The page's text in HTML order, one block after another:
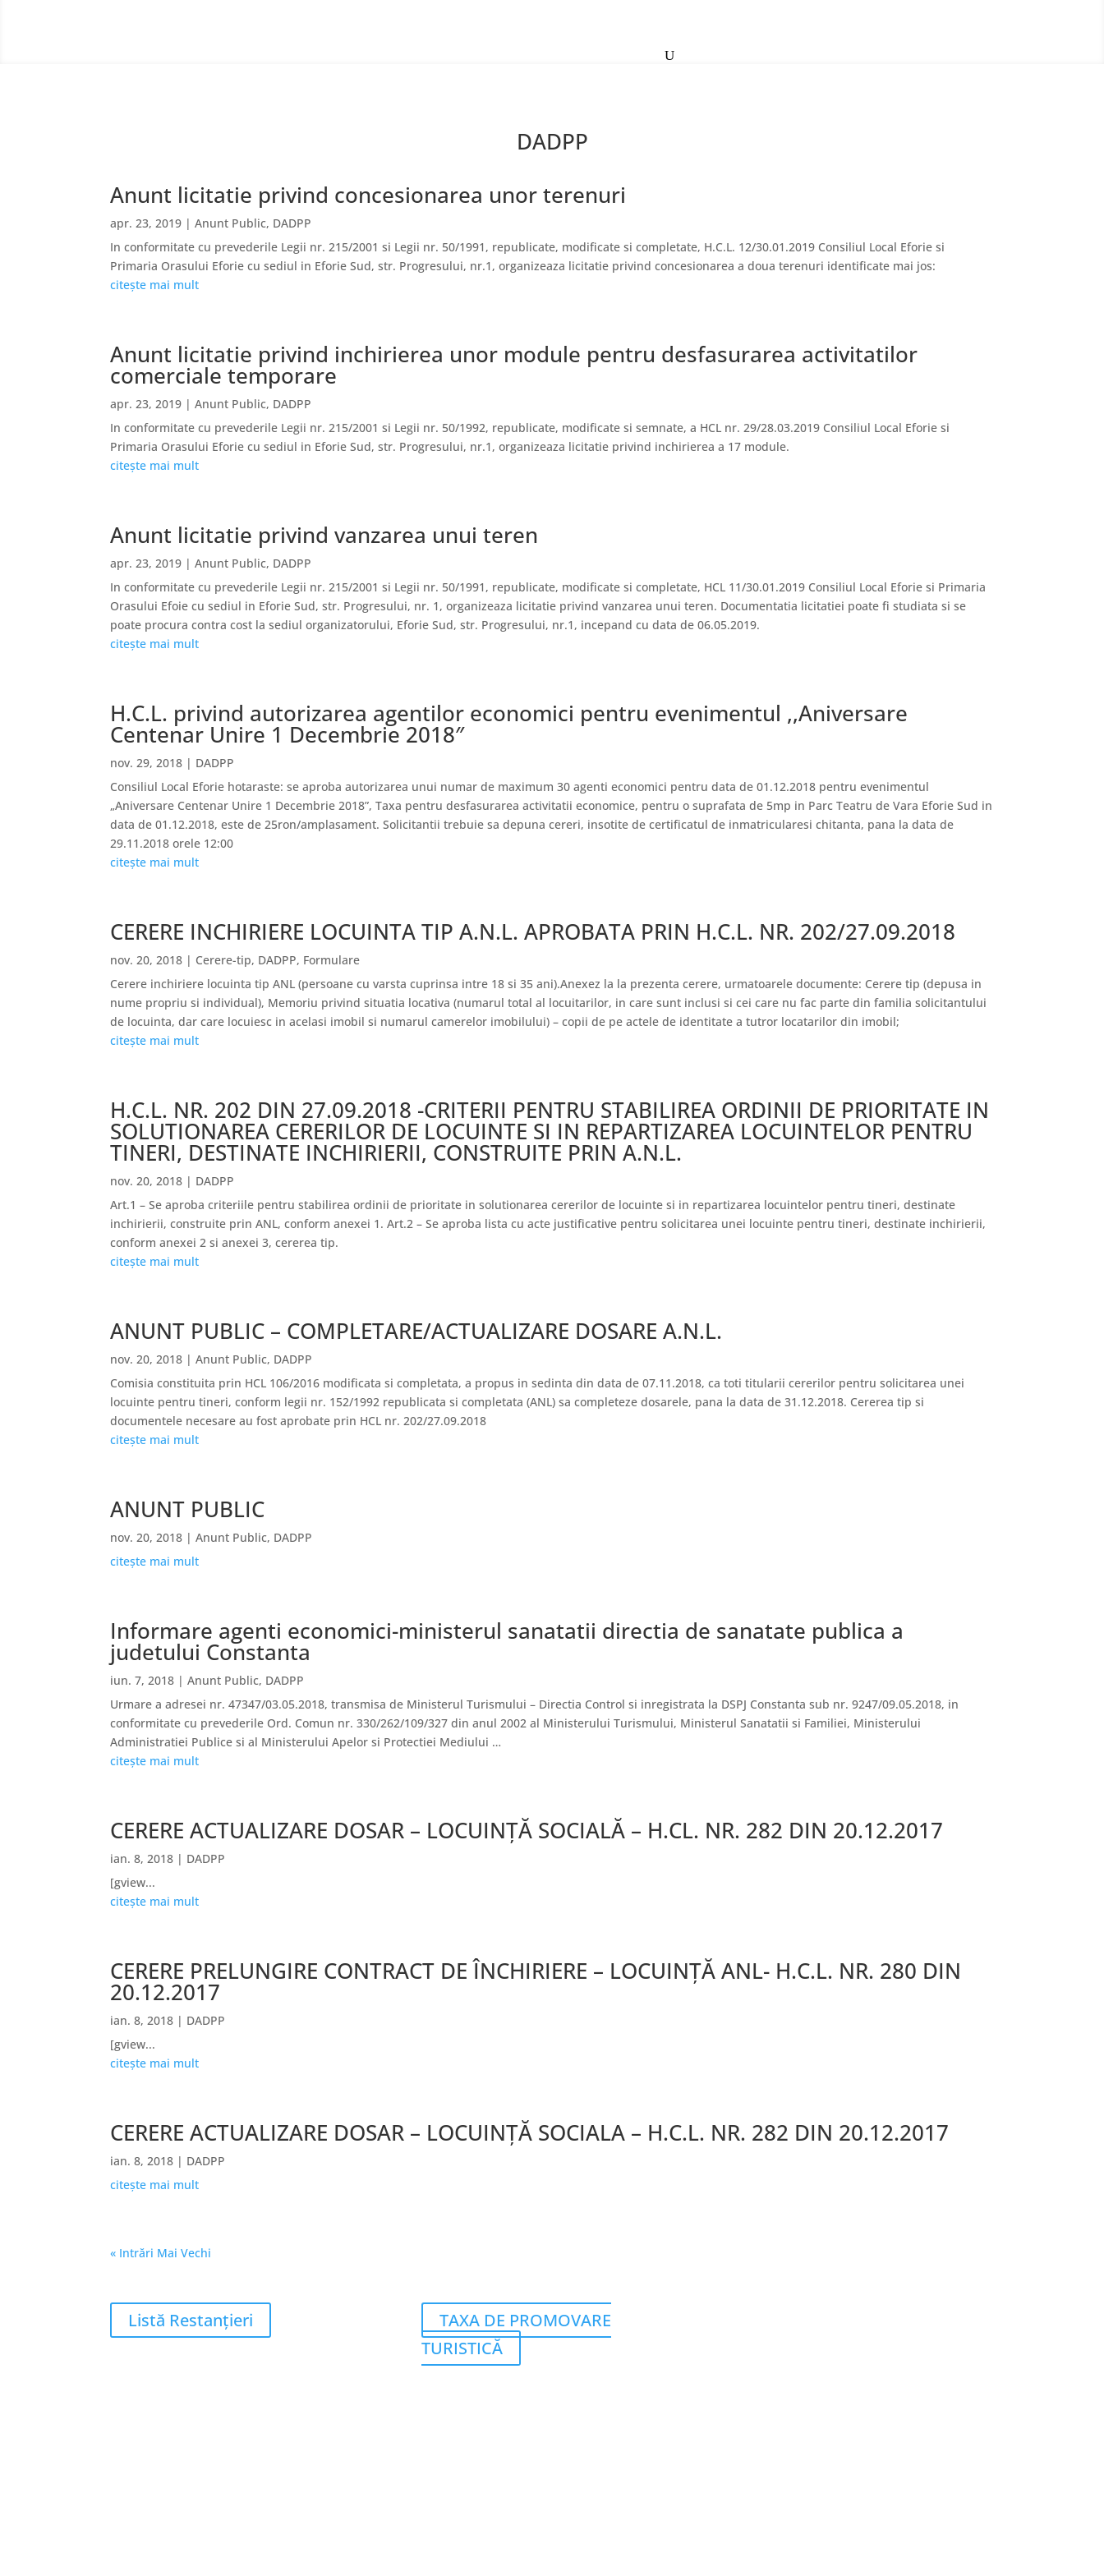
DADPP
Anunt licitatie privind concesionarea unor terenuri
apr. 23, 2019 |Anunt Public, DADPP
In conformitate cu prevederile Legii nr. 215/2001 si Legii nr. 50/1991, republicate, modificate si completate, H.C.L. 12/30.01.2019 Consiliul Local Eforie si
Primaria Orasului Eforie cu sediul in Eforie Sud, str. Progresului, nr.1, organizeaza licitatie privind concesionarea a doua terenuri identificate mai jos:
citește mai mult
Anunt licitatie privind inchirierea unor module pentru desfasurarea activitatilor
comerciale temporare
apr. 23, 2019 |Anunt Public, DADPP
In conformitate cu prevederile Legii nr. 215/2001 si Legii nr. 50/1992, republicate, modificate si semnate, a HCL nr. 29/28.03.2019 Consiliul Local Eforie si
Primaria Orasului Eforie cu sediul in Eforie Sud, str. Progresului, nr.1, organizeaza licitatie privind inchirierea a 17 module.
citește mai mult
Anunt licitatie privind vanzarea unui teren
apr. 23, 2019 |Anunt Public, DADPP
In conformitate cu prevederile Legii nr. 215/2001 si Legii nr. 50/1991, republicate, modificate si completate, HCL 11/30.01.2019 Consiliul Local Eforie si Primaria
Orasului Efoie cu sediul in Eforie Sud, str. Progresului, nr. 1, organizeaza licitatie privind vanzarea unui teren. Documentatia licitatiei poate fi studiata si se
poate procura contra cost la sediul organizatorului, Eforie Sud, str. Progresului, nr.1, incepand cu data de 06.05.2019.
citește mai mult
H.C.L. privind autorizarea agentilor economici pentru evenimentul ,,Aniversare
Centenar Unire 1 Decembrie 2018″
nov. 29, 2018 | DADPP
Consiliul Local Eforie hotaraste: se aproba autorizarea unui numar de maximum 30 agenti economici pentru data de 01.12.2018 pentru evenimentul
„Aniversare Centenar Unire 1 Decembrie 2018”, Taxa pentru desfasurarea activitatii economice, pentru o suprafata de 5mp in Parc Teatru de Vara Eforie Sud in
data de 01.12.2018, este de 25ron/amplasament. Solicitantii trebuie sa depuna cereri, insotite de certificatul de inmatricularesi chitanta, pana la data de
29.11.2018 orele 12:00
citește mai mult
CERERE INCHIRIERE LOCUINTA TIP A.N.L. APROBATA PRIN H.C.L. NR. 202/27.09.2018
nov. 20, 2018 | Cerere-tip, DADPP, Formulare
Cerere inchiriere locuinta tip ANL (persoane cu varsta cuprinsa intre 18 si 35 ani).Anexez la la prezenta cerere, urmatoarele documente: Cerere tip (depusa in
nume propriu si individual), Memoriu privind situatia locativa (numarul total al locuitarilor, in care sunt inclusi si cei care nu fac parte din familia solicitantului
de locuinta, dar care locuiesc in acelasi imobil si numarul camerelor imobilului) – copii de pe actele de identitate a tutror locatarilor din imobil;
citește mai mult
H.C.L. NR. 202 DIN 27.09.2018 -CRITERII PENTRU STABILIREA ORDINII DE PRIORITATE IN
SOLUTIONAREA CERERILOR DE LOCUINTE SI IN REPARTIZAREA LOCUINTELOR PENTRU
TINERI, DESTINATE INCHIRIERII, CONSTRUITE PRIN A.N.L.
nov. 20, 2018 | DADPP
Art.1 – Se aproba criteriile pentru stabilirea ordinii de prioritate in solutionarea cererilor de locuinte si in repartizarea locuintelor pentru tineri, destinate
inchirierii, construite prin ANL, conform anexei 1. Art.2 – Se aproba lista cu acte justificative pentru solicitarea unei locuinte pentru tineri, destinate inchirierii,
conform anexei 2 si anexei 3, cererea tip.
citește mai mult
ANUNT PUBLIC – COMPLETARE/ACTUALIZARE DOSARE A.N.L.
nov. 20, 2018 |Anunt Public, DADPP
Comisia constituita prin HCL 106/2016 modificata si completata, a propus in sedinta din data de 07.11.2018, ca toti titularii cererilor pentru solicitarea unei
locuinte pentru tineri, conform legii nr. 152/1992 republicata si completata (ANL) sa completeze dosarele, pana la data de 31.12.2018. Cererea tip si
documentele necesare au fost aprobate prin HCL nr. 202/27.09.2018
citește mai mult
ANUNT PUBLIC
nov. 20, 2018 |Anunt Public, DADPP
citește mai mult
Informare agenti economici-ministerul sanatatii directia de sanatate publica a
judetului Constanta
iun. 7, 2018 |Anunt Public, DADPP
Urmare a adresei nr. 47347/03.05.2018, transmisa de Ministerul Turismului – Directia Control si inregistrata la DSPJ Constanta sub nr. 9247/09.05.2018, in
conformitate cu prevederile Ord. Comun nr. 330/262/109/327 din anul 2002 al Ministerului Turismului, Ministerul Sanatatii si Familiei, Ministerului
Administratiei Publice si al Ministerului Apelor si Protectiei Mediului …
citește mai mult
CERERE ACTUALIZARE DOSAR – LOCUINȚĂ SOCIALĂ – H.CL. NR. 282 DIN 20.12.2017
ian. 8, 2018 | DADPP
[gview...
citește mai mult
CERERE PRELUNGIRE CONTRACT DE ÎNCHIRIERE – LOCUINȚĂ ANL- H.C.L. NR. 280 DIN
20.12.2017
ian. 8, 2018 | DADPP
[gview...
citește mai mult
CERERE ACTUALIZARE DOSAR – LOCUINȚĂ SOCIALA – H.C.L. NR. 282 DIN 20.12.2017
ian. 8, 2018 | DADPP
citește mai mult
« Intrări Mai Vechi
Listă Restanțieri
TAXA DE PROMOVARE
TURISTICĂ